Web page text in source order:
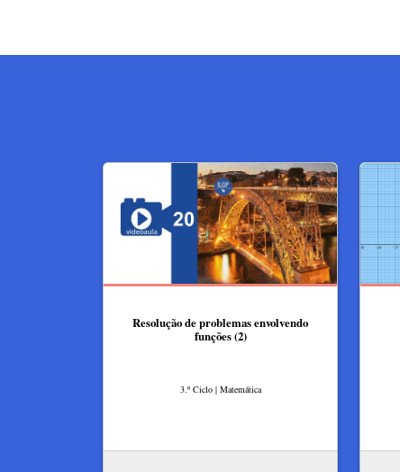
Resolução de problemas envolvendo
funções (2)
3.º Ciclo | Matemática